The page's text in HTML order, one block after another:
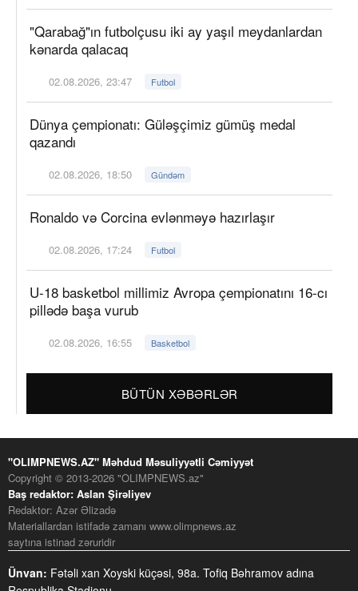
"Qarabağ"ın futbolçusu iki ay yaşıl meydanlardan
kənarda qalacaq
02.08.2026, 23:47 Futbol
Dünya çempionatı: Güləşçimiz gümüş medal
qazandı
02.08.2026, 18:50 Gündəm
Ronaldo və Corcina evlənməyə hazırlaşır
02.08.2026, 17:24 Futbol
U-18 basketbol millimiz Avropa çempionatını 16-cı
pillədə başa vurub
02.08.2026, 16:55 Basketbol
BÜTÜN XƏBƏRLƏR
"OLIMPNEWS.AZ" Məhdud Məsuliyyətli Cəmiyyət
Copyright © 2013-2026 "OLIMPNEWS.az"
Baş redaktor: Aslan Şirəliyev
Redaktor: Azər Əlizadə
Materiallardan istifadə zamanı www.olimpnews.az
saytına istinad zəruridir
Ünvan: Fətəli xan Xoyski küçəsi, 98a. Tofiq Bəhramov adına